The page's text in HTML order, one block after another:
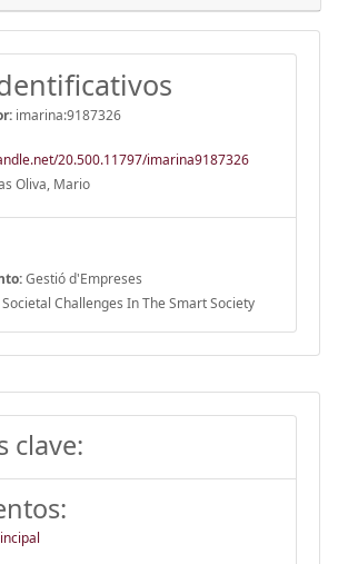
imarina:9187326
20.500.11797/imarina9187326
Oliva, Mario
Gestió d'Empreses
Societal Challenges In The Smart Society
clave: